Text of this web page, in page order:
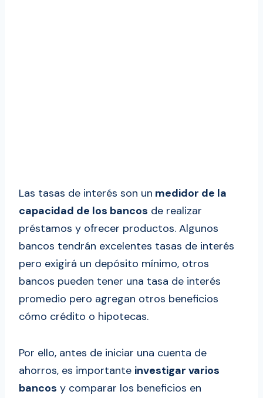
Las tasas de interés son un medidor de la
capacidad de los bancos de realizar
préstamos y ofrecer productos. Algunos
bancos tendrán excelentes tasas de interés
pero exigirá un depósito mínimo, otros
bancos pueden tener una tasa de interés
promedio pero agregan otros beneficios
cómo crédito o hipotecas.
Por ello, antes de iniciar una cuenta de
ahorros, es importante investigar varios
bancos y comparar los beneficios en